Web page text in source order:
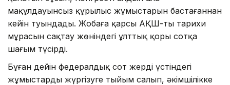
мақұлдауынсыз құрылыс жұмыстарын бастағаннан
кейін туындады. Жобаға қарсы АҚШ-тың тарихи
мұрасын сақтау жөніндегі ұлттық қоры сотқа
шағым түсірді.
Бұған дейін федералдық сот жердің үстіндегі
жұмыстарды жүргізуге тыйым салып, әкімшілікке